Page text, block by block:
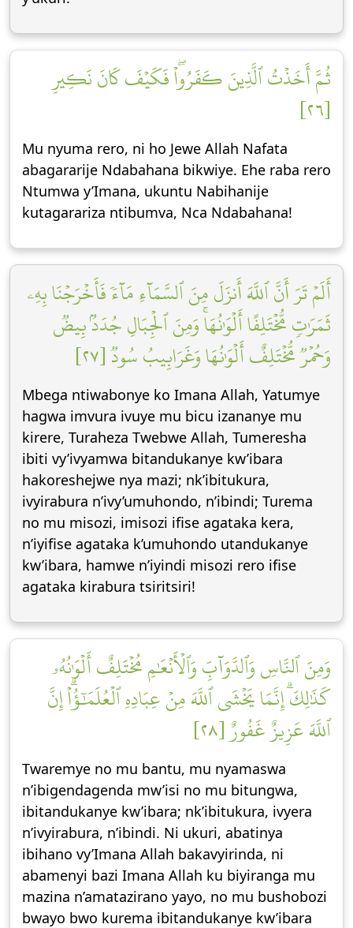
ثُمَّ أَخَذۡتُ ٱلَّذِينَ كَفَرُواْۖ فَكَيۡفَ كَانَ نَكِيرِ
[٢٦]
Mu nyuma rero, ni ho Jewe Allah Nafata
abagararije Ndabahana bikwiye. Ehe raba rero
Ntumwa y’Imana, ukuntu Nabihanije
kutagarariza ntibumva, Nca Ndabahana!
أَلَمۡ تَرَ أَنَّ ٱللَّهَ أَنزَلَ مِنَ ٱلسَّمَآءِ مَآءٗ فَأَخۡرَجۡنَا بِهِۦ
ثَمَرَٰتٖ مُّخۡتَلِفًا أَلۡوَٰنُهَاۚ وَمِنَ ٱلۡجِبَالِ جُدَدُۢ بِيضٞ
وَحُمۡرٞ مُّخۡتَلِفٌ أَلۡوَٰنُهَا وَغَرَابِيبُ سُودٞ [٢٧]
Mbega ntiwabonye ko Imana Allah, Yatumye
hagwa imvura ivuye mu bicu izananye mu
kirere, Turaheza Twebwe Allah, Tumeresha
ibiti vy’ivyamwa bitandukanye kw’ibara
hakoreshejwe nya mazi; nk’ibitukura,
ivyirabura n’ivy’umuhondo, n’ibindi; Turema
no mu misozi, imisozi ifise agataka kera,
n’iyifise agataka k’umuhondo utandukanye
kw’ibara, hamwe n’iyindi misozi rero ifise
agataka kirabura tsiritsiri!
وَمِنَ ٱلنَّاسِ وَٱلدَّوَآبِّ وَٱلۡأَنۡعَٰمِ مُخۡتَلِفٌ أَلۡوَٰنُهُۥ
كَذَٰلِكَۗ إِنَّمَا يَخۡشَى ٱللَّهَ مِنۡ عِبَادِهِ ٱلۡعُلَمَٰٓؤُاْۗ إِنَّ
ٱللَّهَ عَزِيزٌ غَفُورٌ [٢٨]
Twaremye no mu bantu, mu nyamaswa
n’ibigendagenda mw’isi no mu bitungwa,
ibitandukanye kw’ibara; nk’ibitukura, ivyera
n’ivyirabura, n’ibindi. Ni ukuri, abatinya
ibihano vy’Imana Allah bakavyirinda, ni
abamenyi bazi Imana Allah ku biyiranga mu
mazina n’amatazirano yayo, no mu bushobozi
bwayo bwo kurema ibitandukanye kw’ibara